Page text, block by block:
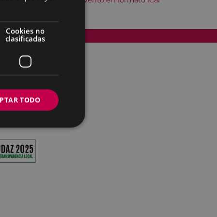
Accesibilidad
Cookies no
clasificadas
TODO